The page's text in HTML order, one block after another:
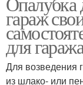
гараж
для
Для возведения
из шлако- или